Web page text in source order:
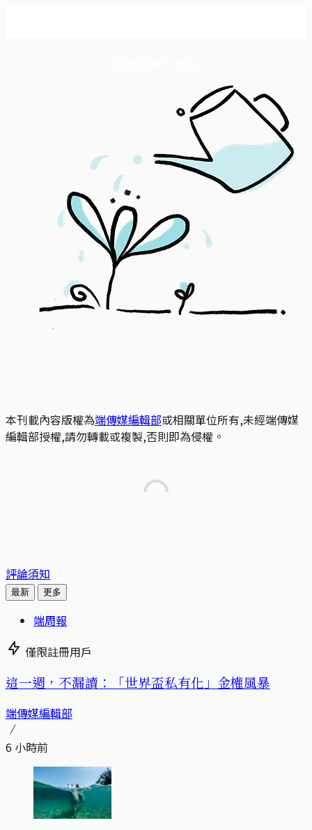
本刊載內容版權為端傳媒編輯部或相關單位所有,未經端傳媒
編輯部授權,請勿轉載或複製,否則即為侵權。
評論須知
最新 更多
端周報
僅限註冊用戶
這一週，不漏讀：「世界盃私有化」金權風暴
端傳媒編輯部
6 小時前